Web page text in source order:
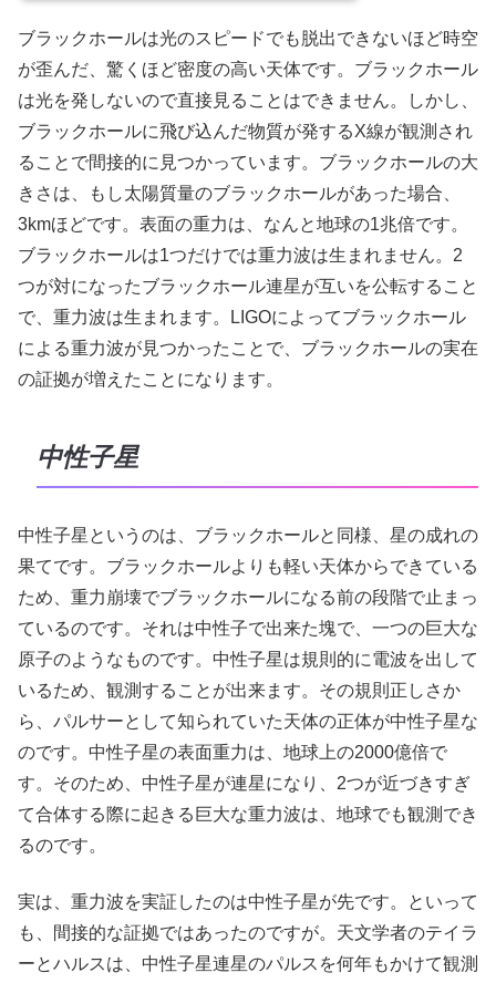
ブラックホールは光のスピードでも脱出できないほど時空
が歪んだ、驚くほど密度の高い天体です。ブラックホール
は光を発しないので直接見ることはできません。しかし、
ブラックホールに飛び込んだ物質が発するX線が観測され
ることで間接的に見つかっています。ブラックホールの大
きさは、もし太陽質量のブラックホールがあった場合、
3kmほどです。表面の重力は、なんと地球の1兆倍です。
ブラックホールは1つだけでは重力波は生まれません。2
つが対になったブラックホール連星が互いを公転すること
で、重力波は生まれます。LIGOによってブラックホール
による重力波が見つかったことで、ブラックホールの実在
の証拠が増えたことになります。
中性子星
中性子星というのは、ブラックホールと同様、星の成れの
果てです。ブラックホールよりも軽い天体からできている
ため、重力崩壊でブラックホールになる前の段階で止まっ
ているのです。それは中性子で出来た塊で、一つの巨大な
原子のようなものです。中性子星は規則的に電波を出して
いるため、観測することが出来ます。その規則正しさか
ら、パルサーとして知られていた天体の正体が中性子星な
のです。中性子星の表面重力は、地球上の2000億倍で
す。そのため、中性子星が連星になり、2つが近づきすぎ
て合体する際に起きる巨大な重力波は、地球でも観測でき
るのです。
実は、重力波を実証したのは中性子星が先です。といって
も、間接的な証拠ではあったのですが。天文学者のテイラ
ーとハルスは、中性子星連星のパルスを何年もかけて観測